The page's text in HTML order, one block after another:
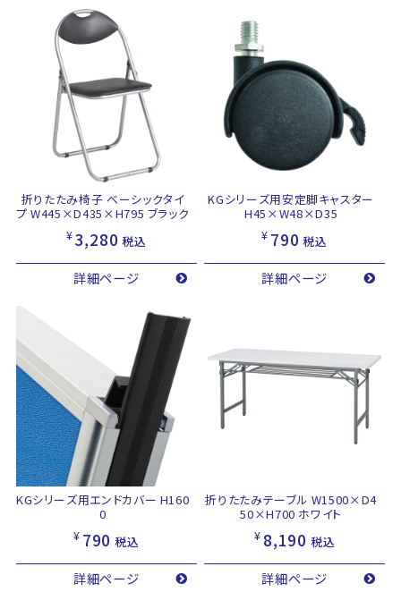
折りたたみ椅子 ベーシックタイ
プ W445×D435×H795 ブラック
¥3,280 税込
詳細ページ
KGシリーズ用安定脚キャスター
H45×W48×D35
¥ 790 税込
詳細ページ
KGシリーズ用エンドカバー H160
0
¥ 790 税込
詳細ページ
折りたたみテーブル W1500×D4
50×H700 ホワイト
¥ 8,190 税込
詳細ページ